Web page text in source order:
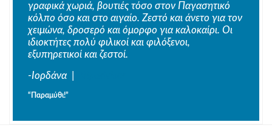
γραφικά χωριά, βουτιές τόσο στον Παγασητικό
κόλπο όσο και στο αιγαίο. Ζεστό και άνετο για τον
χειμώνα, δροσερό και όμορφο για καλοκαίρι. Οι
ιδιοκτήτες πολύ φιλικοί και φιλόξενοι,
εξυπηρετικοί και ζεστοί.
-Ιορδάνα |
“Παραμύθι!”